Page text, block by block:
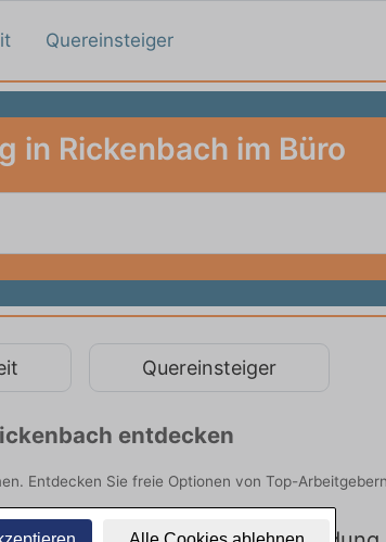
Quereinsteiger
in Rickenbach im Büro
Quereinsteiger
entdecken
Entdecken Sie freie Optionen von Top-